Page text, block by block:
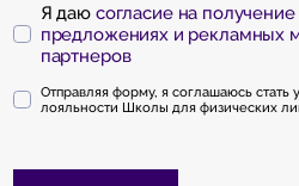
Я даю согласие на
предложениях и рекламных
партнеров
Отправляя форму, я соглашаюсь
лояльности Школы для физических